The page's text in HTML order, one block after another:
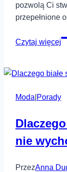
pozwolą Ci
przepełnione
Czytaj więcej
i
jak
Moda Porady
nie
PrzezAnna